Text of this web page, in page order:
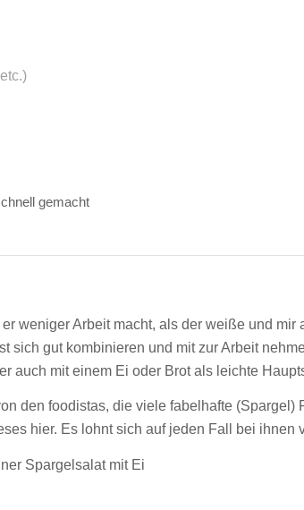
gemacht
weniger Arbeit macht, als der weiße und
sich gut kombinieren und mit zur Arbeit
auch mit einem Ei oder Brot als leichte
den foodistas, die viele fabelhafte
hier. Es lohnt sich auf jeden Fall bei ihnen
Spargelsalat mit Ei